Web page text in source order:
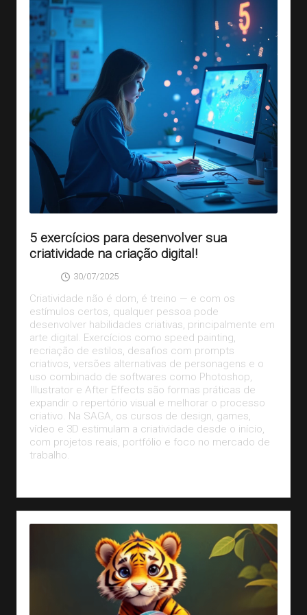
5 exercícios para desenvolver sua
criatividade na criação digital!
by
30/07/2025
Criatividade não é dom, é treino — e com os
estímulos certos, qualquer pessoa pode
desenvolver habilidades criativas, principalmente em
arte digital. Exercícios como speed painting,
recriação de estilos, desafios com prompts
criativos, versões alternativas de personagens e o
uso combinado de softwares como Photoshop,
Illustrator e After Effects são formas práticas de
expandir o repertório visual e melhorar o processo
criativo. Na SAGA, os cursos de design, games,
vídeo e 3D estimulam a criatividade desde o início,
com projetos reais, portfólio e foco no mercado de
trabalho.